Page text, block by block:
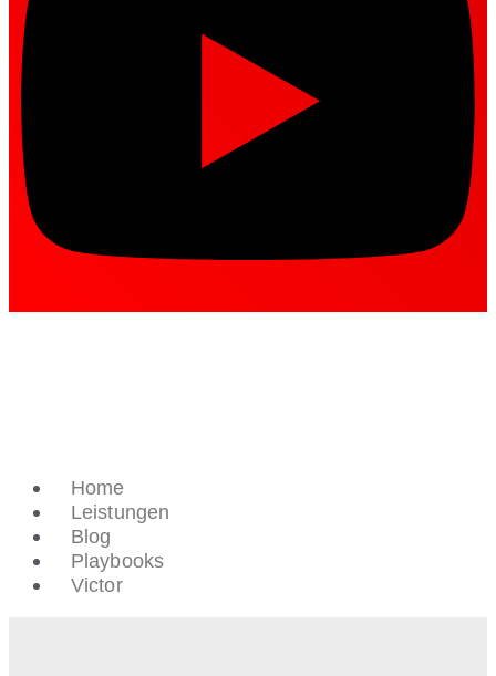
Home
Leistungen
Blog
Playbooks
Victor